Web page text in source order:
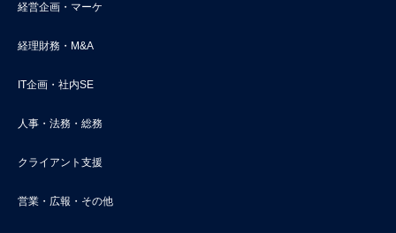
経営企画・マーケ
経理財務・M&A
IT企画・社内SE
人事・法務・総務
クライアント支援
営業・広報・その他